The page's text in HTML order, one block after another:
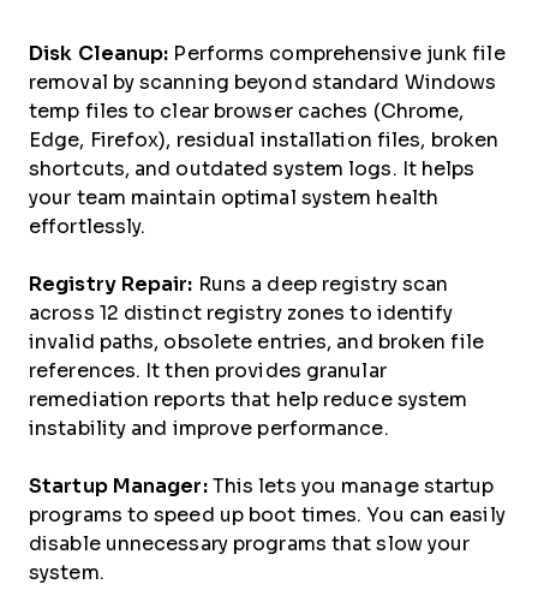
Disk Cleanup: Performs comprehensive junk file
removal by scanning beyond standard Windows
temp files to clear browser caches (Chrome,
Edge, Firefox), residual installation files, broken
shortcuts, and outdated system logs. It helps
your team maintain optimal system health
effortlessly.
Registry Repair: Runs a deep registry scan
across 12 distinct registry zones to identify
invalid paths, obsolete entries, and broken file
references. It then provides granular
remediation reports that help reduce system
instability and improve performance.
Startup Manager:This lets you manage startup
programs to speed up boot times. You can easily
disable unnecessary programs that slow your
system.